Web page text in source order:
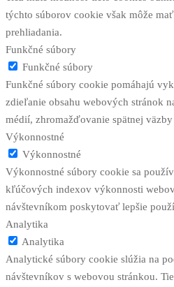
týchto súborov cookie však môže
prehliadania.
Funkčné súbory
Funkčné súbory
Funkčné súbory cookie pomáhajú
zdieľanie obsahu webových stránok
médií, zhromažďovanie spätnej
Výkonnostné
Výkonnostné
Výkonnostné súbory cookie sa
kľúčových indexov výkonnosti
návštevníkom poskytovať lepšie
Analytika
Analytika
Analytické súbory cookie slúžia na
návštevníkov s webovou stránkou.